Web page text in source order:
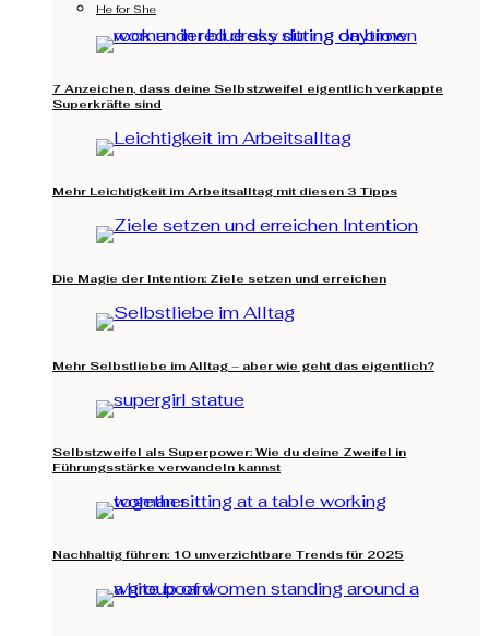
He for She
7 Anzeichen, dass deine Selbstzweifel eigentlich verkappte
Superkräfte sind
Mehr Leichtigkeit im Arbeitsalltag mit diesen 3 Tipps
Die Magie der Intention: Ziele setzen und erreichen
Mehr Selbstliebe im Alltag – aber wie geht das eigentlich?
Selbstzweifel als Superpower: Wie du deine Zweifel in
Führungsstärke verwandeln kannst
Nachhaltig führen: 10 unverzichtbare Trends für 2025